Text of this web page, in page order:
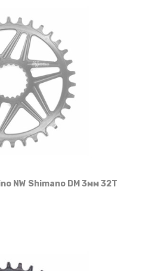
NW Shimano DM 3мм 32T